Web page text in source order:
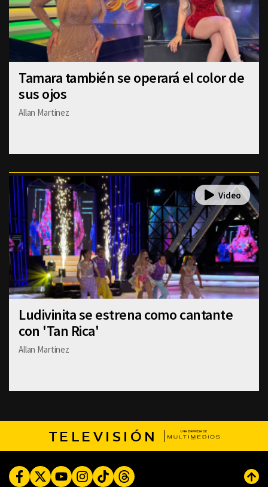
Tamara también se operará el color de
sus ojos
Allan Martinez
Ludivinita se estrena como cantante
con 'Tan Rica'
Allan Martinez
TELEVISIÓN
FacebookTwitterYoutubeInstagram
TikTokThreads